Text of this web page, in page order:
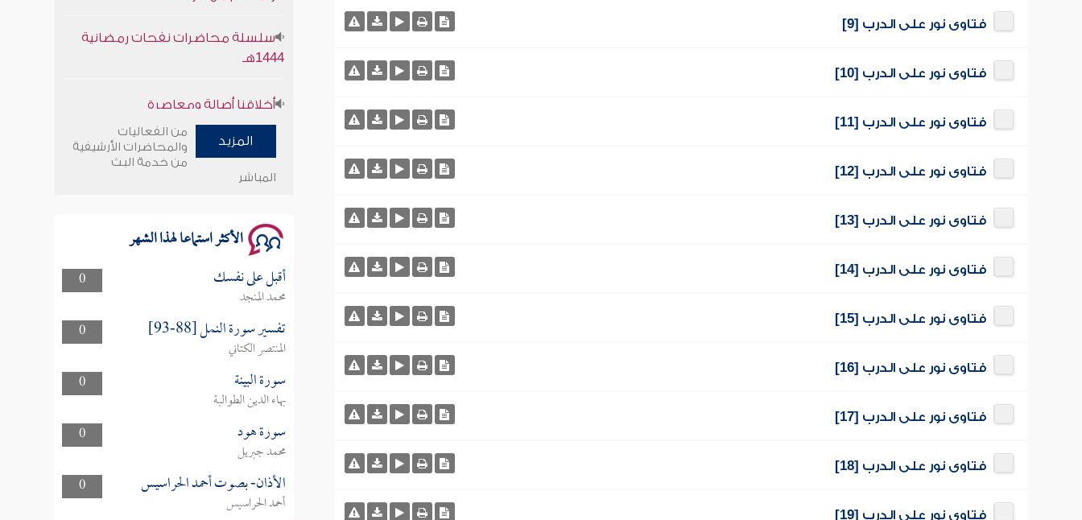
فتاوى نور على الدرب [9]
فتاوى نور على الدرب [10]
فتاوى نور على الدرب [11]
فتاوى نور على الدرب [12]
فتاوى نور على الدرب [13]
فتاوى نور على الدرب [14]
فتاوى نور على الدرب [15]
فتاوى نور على الدرب [16]
فتاوى نور على الدرب [17]
فتاوى نور على الدرب [18]
فتاوى نور على الدرب [19]
1444هـ
وأمنهم من خوف 9
سلسلة محاضرات نفحات رمضانية
المزيد
من الفعاليات
والمحاضرات الأرشيفية
من خدمة البث
المباشر
الأكثر استماعا لهذا الشهر
0 أقبل على نفسك
محمد المنجد
0
تفسير سورة النمل [88-93]
المنتصر الكتاني
0
سورة البينة
بهاء الدين الطوالبة
0
سورة هود
محمد جبريل
0
الأذان- بصوت أحمد الحراسيس
أحمد الحراسيس